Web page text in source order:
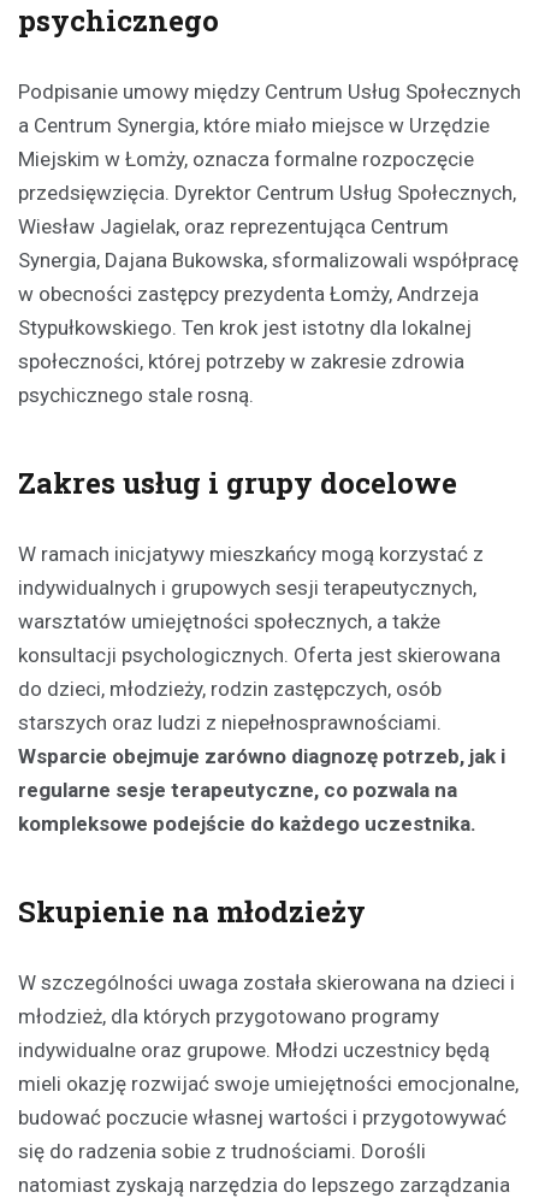
psychicznego
Podpisanie umowy między Centrum Usług Społecznych
a Centrum Synergia, które miało miejsce w Urzędzie
Miejskim w Łomży, oznacza formalne rozpoczęcie
przedsięwzięcia. Dyrektor Centrum Usług Społecznych,
Wiesław Jagielak, oraz reprezentująca Centrum
Synergia, Dajana Bukowska, sformalizowali współpracę
w obecności zastępcy prezydenta Łomży, Andrzeja
Stypułkowskiego. Ten krok jest istotny dla lokalnej
społeczności, której potrzeby w zakresie zdrowia
psychicznego stale rosną.
Zakres usług i grupy docelowe
W ramach inicjatywy mieszkańcy mogą korzystać z
indywidualnych i grupowych sesji terapeutycznych,
warsztatów umiejętności społecznych, a także
konsultacji psychologicznych. Oferta jest skierowana
do dzieci, młodzieży, rodzin zastępczych, osób
starszych oraz ludzi z niepełnosprawnościami.
Wsparcie obejmuje zarówno diagnozę potrzeb, jak i
regularne sesje terapeutyczne, co pozwala na
kompleksowe podejście do każdego uczestnika.
Skupienie na młodzieży
W szczególności uwaga została skierowana na dzieci i
młodzież, dla których przygotowano programy
indywidualne oraz grupowe. Młodzi uczestnicy będą
mieli okazję rozwijać swoje umiejętności emocjonalne,
budować poczucie własnej wartości i przygotowywać
się do radzenia sobie z trudnościami. Dorośli
natomiast zyskają narzędzia do lepszego zarządzania